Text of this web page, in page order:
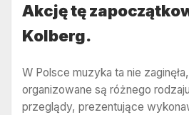
Akcję tę
Kolberg.
W Polsce muzyka ta nie
organizowane są różnego
przeglądy, prezentujące